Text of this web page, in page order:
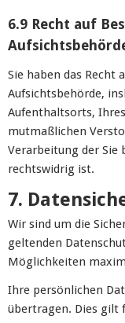
6.9 Recht auf
Sie haben das Recht
Aufsichtsbehörde,
Aufenthaltsorts,
mutmaßlichen
Verarbeitung der Sie
rechtswidrig ist.
7.
Wir sind um die
geltenden
Möglichkeiten
Ihre persönlichen
übertragen. Dies gilt